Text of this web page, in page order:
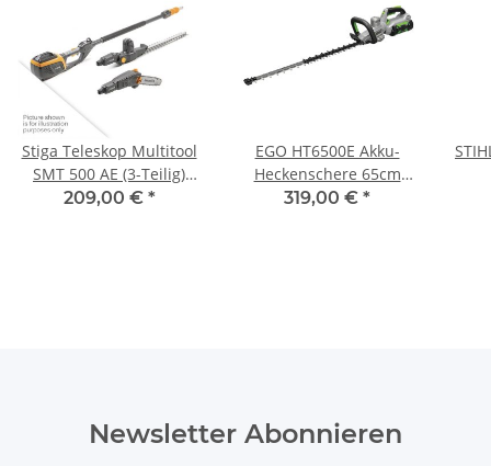
Stiga Teleskop Multitool
SMT 500 AE (3-Teilig)
Grundgerät
209,00 € *
EGO HT6500E Akku-
Heckenschere 65cm
(Grundgerät)
319,00 € *
Newsletter Abonnieren